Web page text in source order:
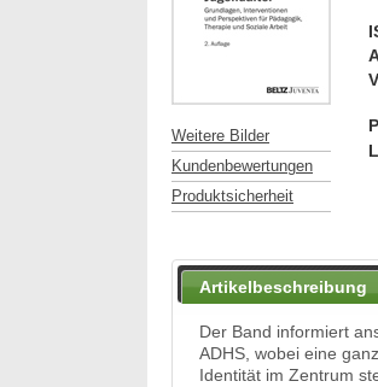
Weitere Bilder
Kundenbewertungen
Produktsicherheit
Artikelbeschreibung
Der Band informiert
ADHS, wobei eine
Identität im Zentrum